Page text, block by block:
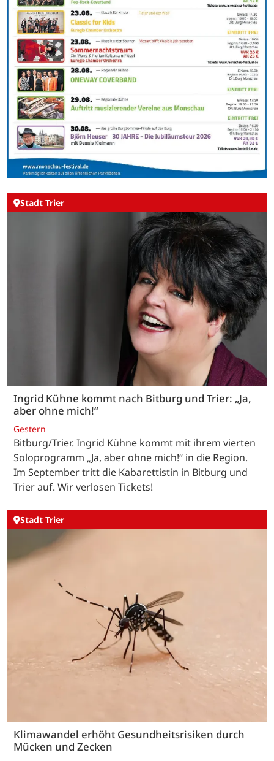
Stadt Trier
Ingrid Kühne kommt nach Bitburg und Trier: „Ja,
aber ohne mich!“
Gestern
Bitburg/Trier. Ingrid Kühne kommt mit ihrem vierten
Soloprogramm „Ja, aber ohne mich!“ in die Region.
Im September tritt die Kabarettistin in Bitburg und
Trier auf. Wir verlosen Tickets!
Stadt Trier
Klimawandel erhöht Gesundheitsrisiken durch
Mücken und Zecken